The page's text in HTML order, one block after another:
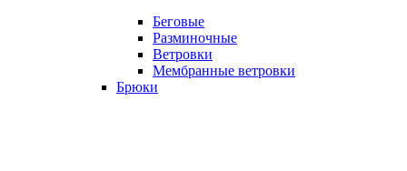
Беговые
Разминочные
Ветровки
Мембранные ветровки
Брюки